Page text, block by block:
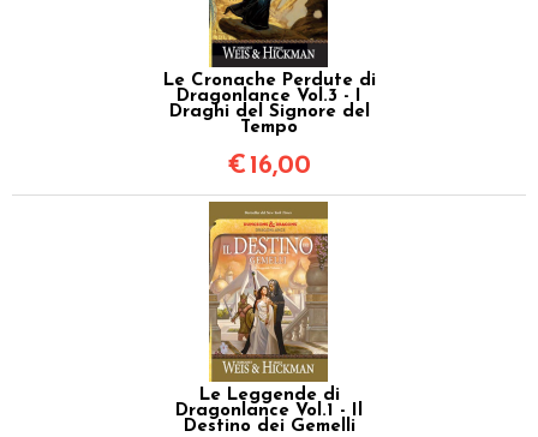
Le Cronache Perdute di
Dragonlance Vol.3 - I
Draghi del Signore del
Tempo
€ 16,00
Le Leggende di
Dragonlance Vol.1 - Il
Destino dei Gemelli